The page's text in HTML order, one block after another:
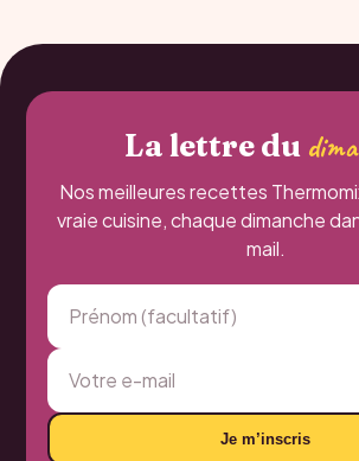
La lettre du
Nos meilleures recettes
vraie cuisine, chaque dimanche
mail.
Je m’inscris